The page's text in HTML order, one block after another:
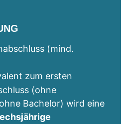
(mind.
zum ersten
(ohne
Bachelor) wird eine